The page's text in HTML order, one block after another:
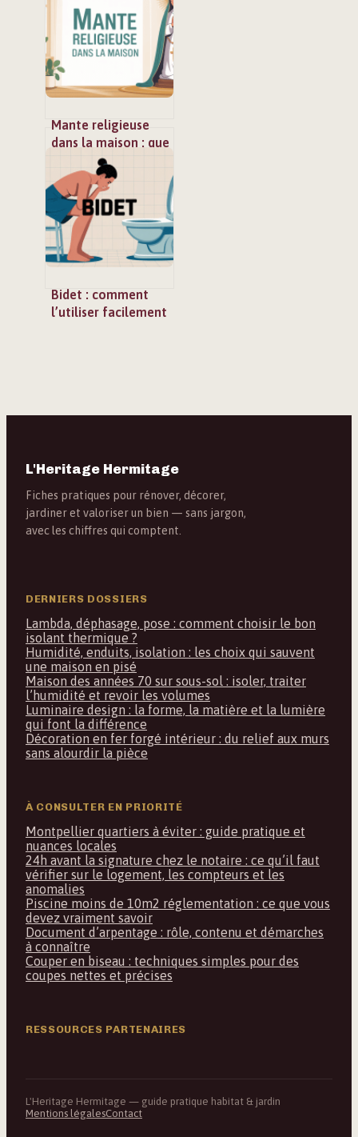
d’emploi
Mante religieuse
dans la maison : que
faire et faut-il s’en
inquiéter ?
Bidet : comment
l’utiliser facilement
L'Heritage Hermitage
Fiches pratiques pour rénover, décorer,
jardiner et valoriser un bien — sans jargon,
avec les chiffres qui comptent.
DERNIERS DOSSIERS
Lambda, déphasage, pose : comment choisir le bon
isolant thermique ?
Humidité, enduits, isolation : les choix qui sauvent
une maison en pisé
Maison des années 70 sur sous-sol : isoler, traiter
l’humidité et revoir les volumes
Luminaire design : la forme, la matière et la lumière
qui font la différence
Décoration en fer forgé intérieur : du relief aux murs
sans alourdir la pièce
À CONSULTER EN PRIORITÉ
Montpellier quartiers à éviter : guide pratique et
nuances locales
24h avant la signature chez le notaire : ce qu’il faut
vérifier sur le logement, les compteurs et les
anomalies
Piscine moins de 10m2 réglementation : ce que vous
devez vraiment savoir
Document d’arpentage : rôle, contenu et démarches
à connaître
Couper en biseau : techniques simples pour des
coupes nettes et précises
RESSOURCES PARTENAIRES
L'Heritage Hermitage — guide pratique habitat & jardin
Mentions légalesContact